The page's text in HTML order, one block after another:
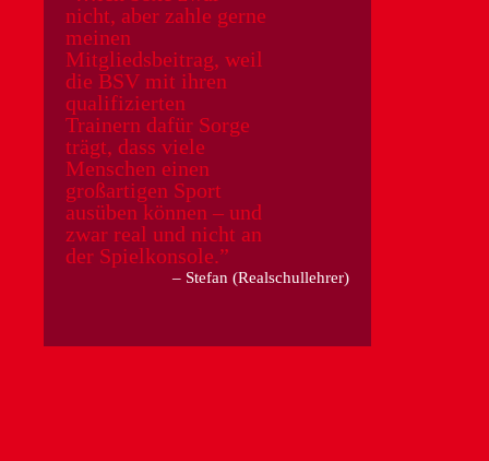
nicht, aber zahle gerne
meinen
Mitgliedsbeitrag, weil
die BSV mit ihren
qualifizierten
Trainern dafür Sorge
trägt, dass viele
Menschen einen
großartigen Sport
ausüben können – und
zwar real und nicht an
der Spielkonsole.
Stefan (Realschullehrer)